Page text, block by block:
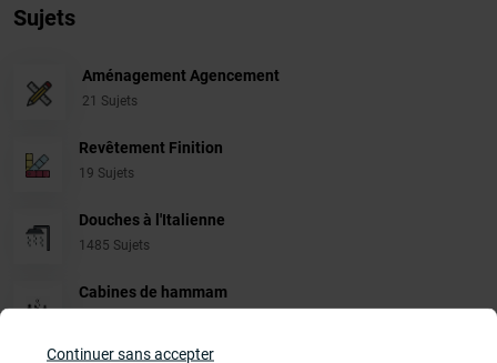
Sujets
Aménagement Agencement
21 Sujets
Revêtement Finition
19 Sujets
Douches à l'Italienne
1485 Sujets
Cabines de hammam
Continuer sans accepter